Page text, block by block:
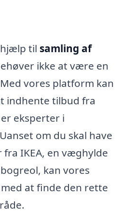
til samling af
ikke at være en
vores platform kan
indhente tilbud fra
eksperter i
om du skal have
IKEA, en væghylde
kan vores
at finde den rette